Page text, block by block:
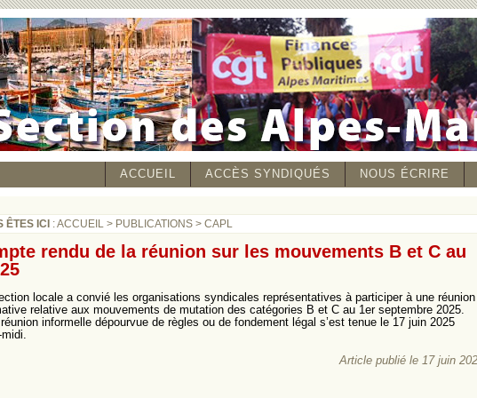
NOUS ÉCRIRE
ACCÈS SYNDIQUÉS
ACCUEIL
ÊTES ICI :ACCUEIL > PUBLICATIONS > CAPL
rendu de la réunion sur les mouvements B et C au
locale a convié les organisations syndicales représentatives à participer à une réunion
relative aux mouvements de mutation des catégories B et C au 1er septembre 2025.
informelle dépourvue de règles ou de fondement légal s’est tenue le 17 juin 2025
Article publié le 17 juin